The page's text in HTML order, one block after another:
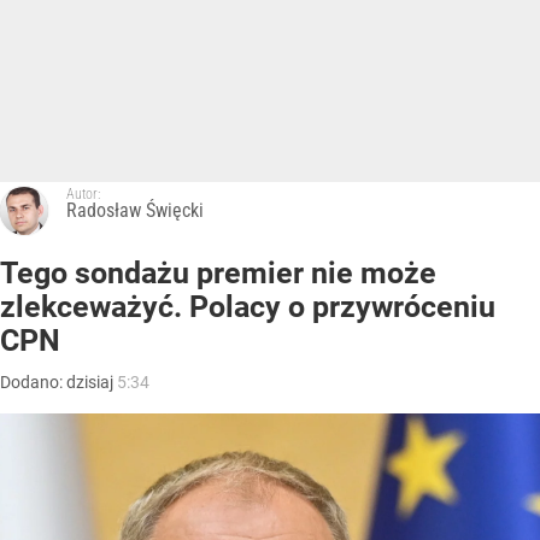
Autor:
Radosław Święcki
Tego sondażu premier nie może
zlekceważyć. Polacy o przywróceniu
CPN
Dodano:dzisiaj 5:34